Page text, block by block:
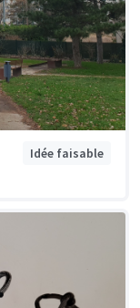
Idée faisable